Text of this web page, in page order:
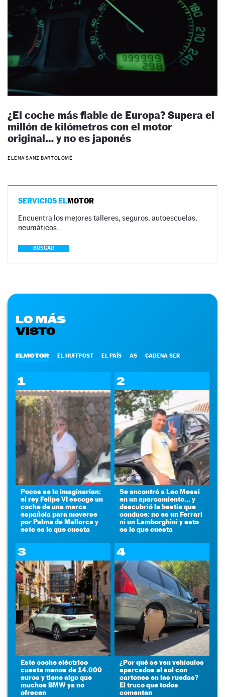
¿El coche más fiable de Europa? Supera el
millón de kilómetros con el motor
original… y no es japonés
ELENA SANZ BARTOLOMÉ
SERVICIOS ELMOTOR
Encuentra los mejores talleres, seguros, autoescuelas,
neumáticos…
BUSCAR
LO MÁS
VISTO
ELMOTOR EL HUFFPOST EL PAÍS AS CADENA SER
1
Pocos se lo imaginarían:
el rey Felipe VI escoge un
coche de una marca
española para moverse
por Palma de Mallorca y
esto es lo que cuesta
2
Se encontró a Leo Messi
en un aparcamiento... y
descubrió la bestia que
conduce: no es un Ferrari
ni un Lamborghini y esto
es lo que cuesta
3
Este coche eléctrico
cuesta menos de 14.000
euros y tiene algo que
muchos BMW ya no
ofrecen
4
¿Por qué se ven vehículos
aparcados al sol con
cartones en las ruedas?
El truco que todos
comentan